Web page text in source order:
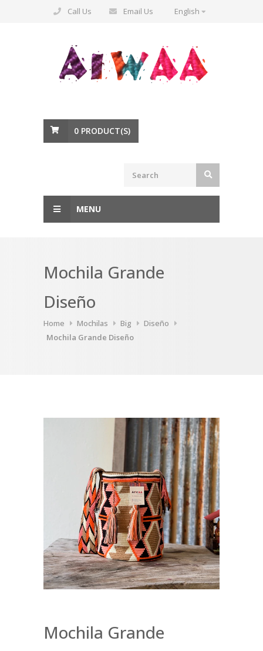
Call Us Email Us English
0 PRODUCT(S)
MENU
Mochila Grande
Diseño
Home Mochilas Big
Diseño
Mochila Grande Diseño
Mochila Grande